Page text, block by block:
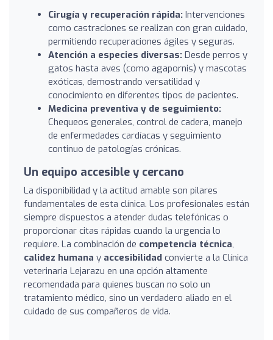
Cirugía y recuperación rápida: Intervenciones
como castraciones se realizan con gran cuidado,
permitiendo recuperaciones ágiles y seguras.
Atención a especies diversas: Desde perros y
gatos hasta aves (como agapornis) y mascotas
exóticas, demostrando versatilidad y
conocimiento en diferentes tipos de pacientes.
Medicina preventiva y de seguimiento:
Chequeos generales, control de cadera, manejo
de enfermedades cardíacas y seguimiento
continuo de patologías crónicas.
Un equipo accesible y cercano
La disponibilidad y la actitud amable son pilares
fundamentales de esta clínica. Los profesionales están
siempre dispuestos a atender dudas telefónicas o
proporcionar citas rápidas cuando la urgencia lo
requiere. La combinación de competencia técnica,
calidez humana y accesibilidad convierte a la Clínica
veterinaria Lejarazu en una opción altamente
recomendada para quienes buscan no solo un
tratamiento médico, sino un verdadero aliado en el
cuidado de sus compañeros de vida.